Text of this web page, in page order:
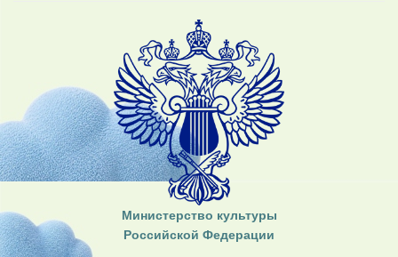
Министерство культуры
Российской Федерации